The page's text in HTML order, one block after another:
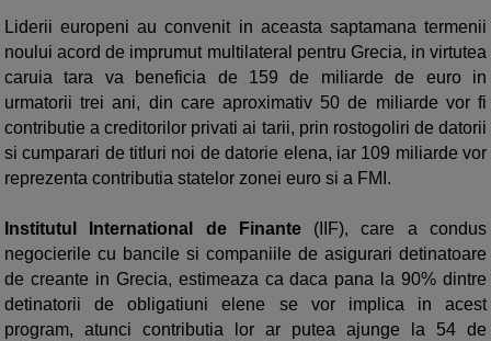
Liderii europeni au convenit in aceasta saptamana termenii
noului acord de imprumut multilateral pentru Grecia, in virtutea
caruia tara va beneficia de 159 de miliarde de euro in
urmatorii trei ani, din care aproximativ 50 de miliarde vor fi
contributie a creditorilor privati ai tarii, prin rostogoliri de datorii
si cumparari de titluri noi de datorie elena, iar 109 miliarde vor
reprezenta contributia statelor zonei euro si a FMI.
Institutul International de Finante(IIF), care a condus
negocierile cu bancile si companiile de asigurari detinatoare
de creante in Grecia, estimeaza ca daca pana la 90% dintre
detinatorii de obligatiuni elene se vor implica in acest
program, atunci contributia lor ar putea ajunge la 54 de